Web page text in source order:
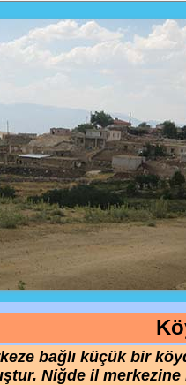
bağlı küçük bir
Niğde il merkezine